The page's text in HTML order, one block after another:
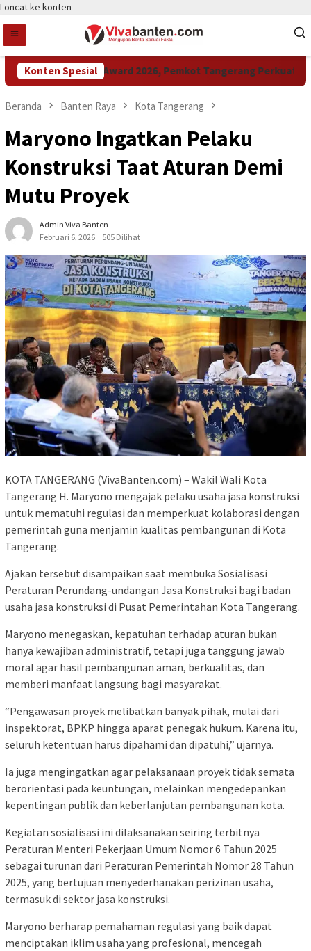
Loncat ke konten
Konten Spesial
Raih LPM Award 2026, Pemkot Tangerang Perkuat
Beranda Banten Raya Kota Tangerang
Maryono Ingatkan Pelaku
Konstruksi Taat Aturan Demi
Mutu Proyek
Admin Viva Banten
Februari 6, 2026
505 Dilihat
KOTA TANGERANG (VivaBanten.com) – Wakil Wali Kota
Tangerang H. Maryono mengajak pelaku usaha jasa konstruksi
untuk mematuhi regulasi dan memperkuat kolaborasi dengan
pemerintah guna menjamin kualitas pembangunan di Kota
Tangerang.
Ajakan tersebut disampaikan saat membuka Sosialisasi
Peraturan Perundang-undangan Jasa Konstruksi bagi badan
usaha jasa konstruksi di Pusat Pemerintahan Kota Tangerang.
Maryono menegaskan, kepatuhan terhadap aturan bukan
hanya kewajiban administratif, tetapi juga tanggung jawab
moral agar hasil pembangunan aman, berkualitas, dan
memberi manfaat langsung bagi masyarakat.
“Pengawasan proyek melibatkan banyak pihak, mulai dari
inspektorat, BPKP hingga aparat penegak hukum. Karena itu,
seluruh ketentuan harus dipahami dan dipatuhi,” ujarnya.
Ia juga mengingatkan agar pelaksanaan proyek tidak semata
berorientasi pada keuntungan, melainkan mengedepankan
kepentingan publik dan keberlanjutan pembangunan kota.
Kegiatan sosialisasi ini dilaksanakan seiring terbitnya
Peraturan Menteri Pekerjaan Umum Nomor 6 Tahun 2025
sebagai turunan dari Peraturan Pemerintah Nomor 28 Tahun
2025, yang bertujuan menyederhanakan perizinan usaha,
termasuk di sektor jasa konstruksi.
Maryono berharap pemahaman regulasi yang baik dapat
menciptakan iklim usaha yang profesional, mencegah